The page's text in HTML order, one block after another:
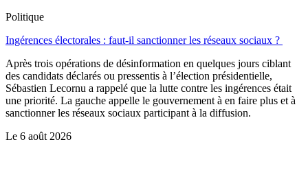
Politique
Ingérences électorales : faut-il sanctionner les réseaux sociaux ?
Après trois opérations de désinformation en quelques jours ciblant
des candidats déclarés ou pressentis à l’élection présidentielle,
Sébastien Lecornu a rappelé que la lutte contre les ingérences était
une priorité. La gauche appelle le gouvernement à en faire plus et à
sanctionner les réseaux sociaux participant à la diffusion.
Le 6 août 2026